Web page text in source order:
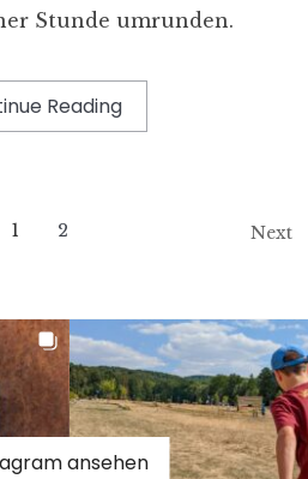
Stunde umrunden.
Reading
1 2 Next
ansehen